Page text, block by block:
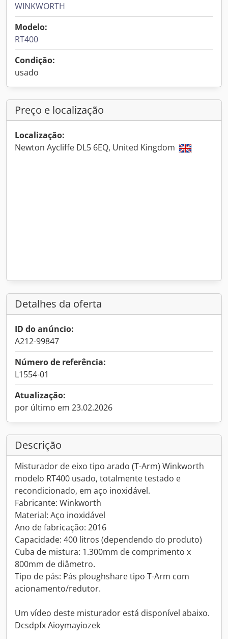
WINKWORTH
Modelo:
RT400
Condição:
usado
Preço e localização
Localização:
Newton Aycliffe DL5 6EQ, United Kingdom
Detalhes da oferta
ID do anúncio:
A212-99847
Número de referência:
L1554-01
Atualização:
por último em 23.02.2026
Descrição
Misturador de eixo tipo arado (T-Arm) Winkworth
modelo RT400 usado, totalmente testado e
recondicionado, em aço inoxidável.
Fabricante: Winkworth
Material: Aço inoxidável
Ano de fabricação: 2016
Capacidade: 400 litros (dependendo do produto)
Cuba de mistura: 1.300mm de comprimento x
800mm de diâmetro.
Tipo de pás: Pás ploughshare tipo T-Arm com
acionamento/redutor.
Um vídeo deste misturador está disponível abaixo.
Dcsdpfx Aioymayiozek